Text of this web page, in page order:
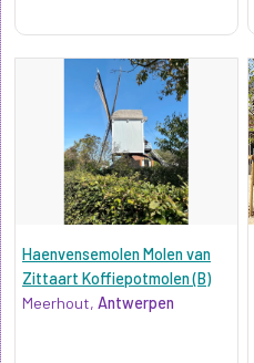
Haenvensemolen Molen van
Zittaart Koffiepotmolen (B)
Meerhout, Antwerpen